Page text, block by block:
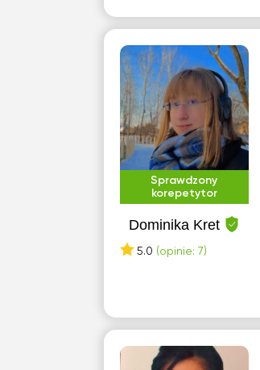
Sprawdzony
korepetytor
Dominika Kret
5.0 (opinie: 7)